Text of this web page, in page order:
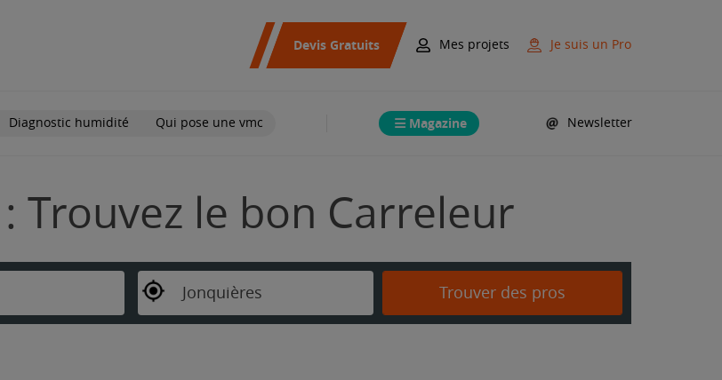
Devis Gratuits Mes projets Je suis un Pro
Diagnostic humidité Qui pose une vmc Magazine Newsletter
Trouvez le bon Carreleur
Jonquières Trouver des pros